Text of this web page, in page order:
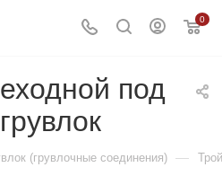
0
под
(грувлочные соединения) —